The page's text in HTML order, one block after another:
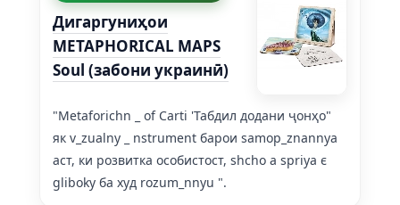
Дигаргуниҳои
METAPHORICAL MAPS
Soul (забони украинӣ)
"Metaforichn _ of Carti 'Табдил додани ҷонҳо"
як v_zualny _ nstrument барои samop_znannya
аст, ки розвитка особистост, shcho a spriya є
gliboky ба худ rozum_nnyu ".